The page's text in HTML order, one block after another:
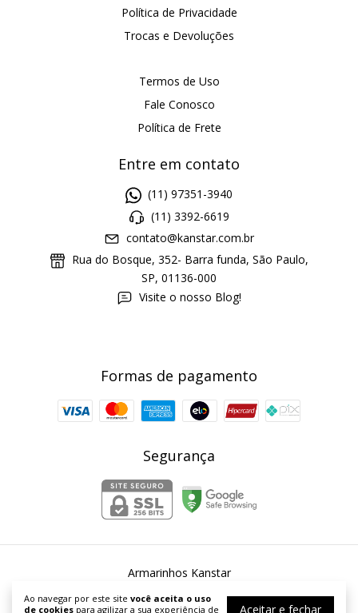
Ao navegar por este site você aceita o uso
de cookies para agilizar a sua experiência de Aceitar e fechar
Política de Privacidade
Trocas e Devoluções
Termos de Uso
Fale Conosco
Política de Frete
Entre em contato
(11) 97351-3940
(11) 3392-6619
contato@kanstar.com.br
Rua do Bosque, 352- Barra funda, São Paulo,
SP, 01136-000
Visite o nosso Blog!
Formas de pagamento
Segurança
Armarinhos Kanstar
reservados.